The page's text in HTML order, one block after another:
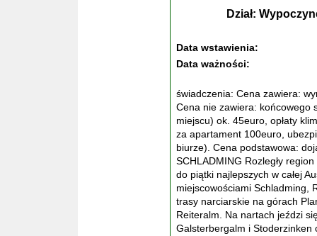
Dział:
Data wstawienia:
Data ważności:
świadczenia: Cena zawiera:
Cena nie zawiera: końcowego
miejscu) ok. 45euro, opłaty
za apartament 100euro,
biurze). Cena podstawowa:
SCHLADMING Rozległy
do piątki najlepszych w całej
miejscowościami Schladming,
trasy narciarskie na górach
Reiteralm. Na nartach jeździ
Galsterbergalm i Stoderzinken